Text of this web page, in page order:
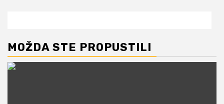
MOŽDA STE PROPUSTILI